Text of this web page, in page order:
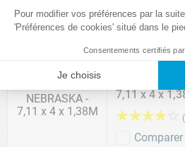
PISCINE
7,11 x 4 x
★★★★ (
Comparer
Pour modifier vos préférences par la
'Préférences de cookies' situé dans le
Consentements certifiés par
Je choisis